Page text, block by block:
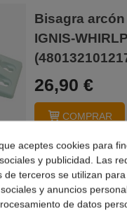
Bisagra
IGNIS-
26,90 €
COMPRAR
-2 de 2
aceptes cookies para
y publicidad. Las
de terceros se utilizan
y anuncios
de datos